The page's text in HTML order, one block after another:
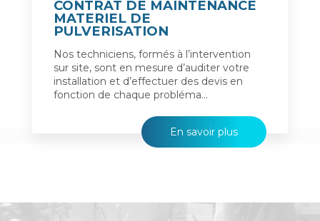
CONTRAT DE MAINTENANCE
MATERIEL DE
PULVERISATION
Nos techniciens, formés à l’intervention
sur site, sont en mesure d’auditer votre
installation et d’effectuer des devis en
fonction de chaque probléma...
En savoir plus